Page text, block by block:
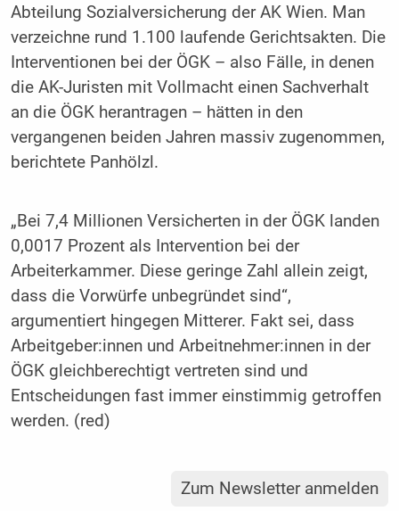
Abteilung Sozialversicherung der AK Wien. Man
verzeichne rund 1.100 laufende Gerichtsakten. Die
Interventionen bei der ÖGK – also Fälle, in denen
die AK-Juristen mit Vollmacht einen Sachverhalt
an die ÖGK herantragen – hätten in den
vergangenen beiden Jahren massiv zugenommen,
berichtete Panhölzl.
„Bei 7,4 Millionen Versicherten in der ÖGK landen
0,0017 Prozent als Intervention bei der
Arbeiterkammer. Diese geringe Zahl allein zeigt,
dass die Vorwürfe unbegründet sind“,
argumentiert hingegen Mitterer. Fakt sei, dass
Arbeitgeber:innen und Arbeitnehmer:innen in der
ÖGK gleichberechtigt vertreten sind und
Entscheidungen fast immer einstimmig getroffen
werden. (red)
Zum Newsletter anmelden